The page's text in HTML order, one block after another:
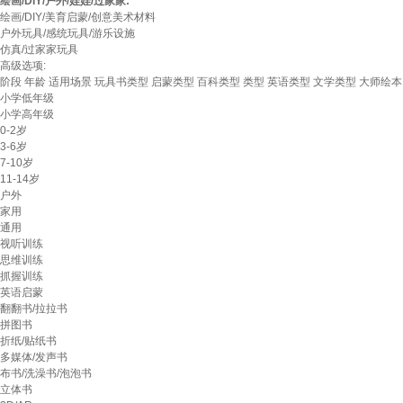
绘画/DIY/美育启蒙/创意美术材料
户外玩具/感统玩具/游乐设施
仿真/过家家玩具
高级选项:
阶段 年龄 适用场景 玩具书类型 启蒙类型 百科类型 类型 英语类型 文学类型 大师绘本
小学低年级
小学高年级
0-2岁
3-6岁
7-10岁
11-14岁
户外
家用
通用
视听训练
思维训练
抓握训练
英语启蒙
翻翻书/拉拉书
拼图书
折纸/贴纸书
多媒体/发声书
布书/洗澡书/泡泡书
立体书